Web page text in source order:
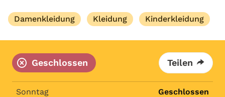
Damenkleidung Kleidung Kinderkleidung
Geschlossen Teilen
Sonntag Geschlossen